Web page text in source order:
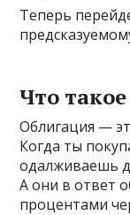
Теперь
Что
Облигация —
Когда ты
одалживаешь
А они в ответ
процентами